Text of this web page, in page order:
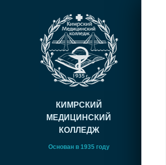
КИМРСКИЙ
МЕДИЦИНСКИЙ
КОЛЛЕДЖ
Основан в 1935 году